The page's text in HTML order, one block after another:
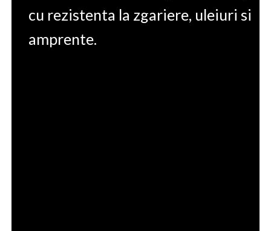
cu rezistenta la zgariere, uleiuri si
amprente.